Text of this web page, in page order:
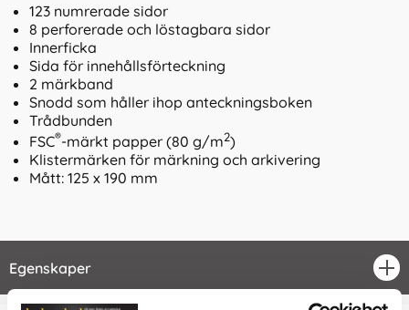
123 numrerade sidor
8 perforerade och löstagbara sidor
Innerficka
Sida för innehållsförteckning
2 märkband
Snodd som håller ihop anteckningsboken
Trådbunden
FSC®-märkt papper (80 g/m2)
Klistermärken för märkning och arkivering
Mått: 125 x 190 mm
Egenskaper